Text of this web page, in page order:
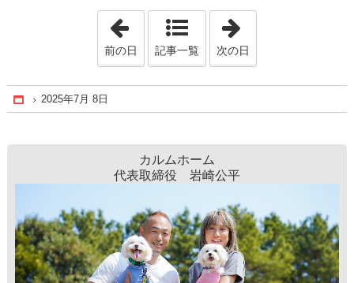
「2025年7月 4日」
前の日 記事一覧 次の日
Home
2025年7月 8日
カルムホーム
代表取締役 岩崎公平